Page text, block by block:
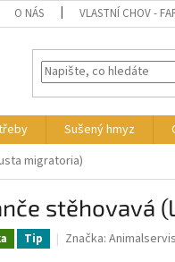
O NÁS VLASTNÍ CHOV -
Sušený hmyz
migratoria)
stěhovavá
Tip Značka: